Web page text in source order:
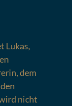
Lukas,
dem
nicht